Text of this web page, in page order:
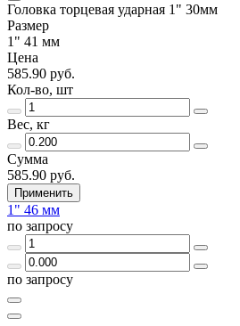
Головка торцевая ударная 1" 30мм
Размер
1" 41 мм
Цена
585.90 руб.
Кол-во, шт
Вес, кг
Сумма
585.90 руб.
Применить
1" 46 мм
по запросу
по запросу